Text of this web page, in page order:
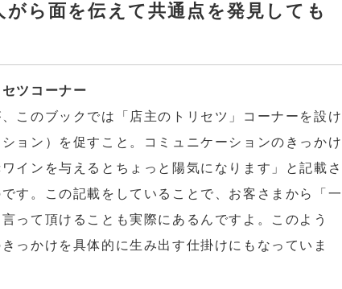
がら面を伝えて共通点を発見しても
ツコーナー
このブックでは「店主のトリセツ」コーナーを設け
ョン）を促すこと。コミュニケーションのきっかけ
インを与えるとちょっと陽気になります」と記載さ
す。この記載をしていることで、お客さまから「一
って頂けることも実際にあるんですよ。このよう
っかけを具体的に生み出す仕掛けにもなっていま